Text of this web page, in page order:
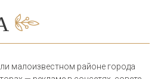
малоизвестном районе города